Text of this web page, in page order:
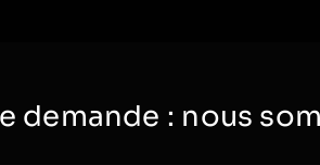
: nous